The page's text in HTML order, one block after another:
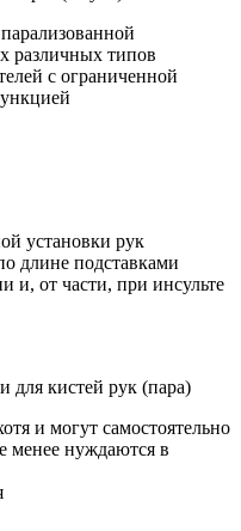
различных типов
с ограниченной
установки рук
длине подставками
и, от части, при инсульте
для кистей рук (пара)
и могут самостоятельно
менее нуждаются в